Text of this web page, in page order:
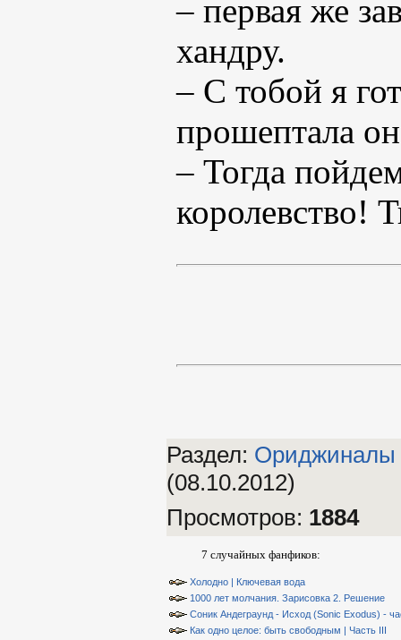
– первая же
хандру.
– С тобой я
прошептала
– Тогда
королевство!
Раздел: Ориджиналы
(08.10.2012)
Просмотров: 1884
7 случайных фанфиков:
Холодно | Ключевая вода
1000 лет молчания. Зарисовка 2. Решение
Соник Андеграунд - Исход (Sonic Exodus) -
Как одно целое: быть свободным | Часть III